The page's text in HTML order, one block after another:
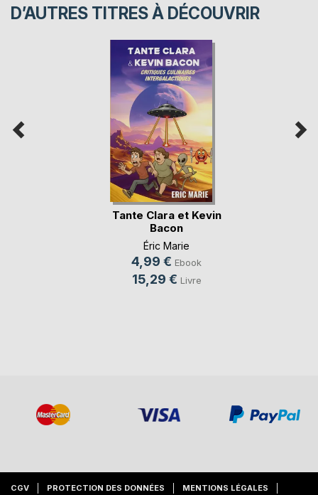
D’AUTRES TITRES À DÉCOUVRIR
Tante Clara et Kevin
Bacon
Éric Marie
4,99 € Ebook
15,29 € Livre
CGV PROTECTION DES DONNÉES MENTIONS LÉGALES